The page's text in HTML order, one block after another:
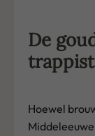
De
Hoewel